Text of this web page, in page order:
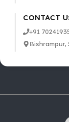
CONTACT
+91
Bishrampur,